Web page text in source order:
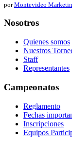
porMontevideo
Nosotros
Quienes somos
Nuestros
Staff
Representantes
Campeonatos
Reglamento
Fechas
Inscripciones
Equipos